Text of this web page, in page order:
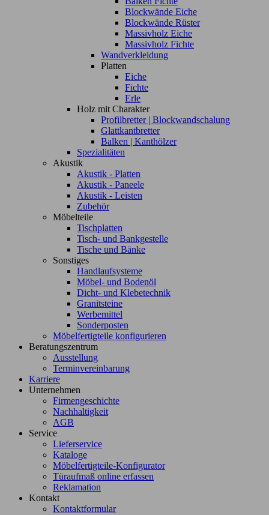
Blockwände Eiche
Blockwände Rüster
Massivholz Eiche
Massivholz Fichte
Wandverkleidung
Platten
Eiche
Fichte
Erle
Holz mit Charakter
Profilbretter | Blockwandschalung
Glattkantbretter
Balken | Kanthölzer
Spezialitäten
Akustik
Akustik - Platten
Akustik - Paneele
Akustik - Leisten
Zubehör
Möbelteile
Tischplatten
Tisch- und Bankgestelle
Tische und Bänke
Sonstiges
Handlaufsysteme
Möbel- und Bodenöl
Dicht- und Klebetechnik
Granitsteine
Werbemittel
Sonderposten
Möbelfertigteile konfigurieren
Beratungszentrum
Ausstellung
Terminvereinbarung
Karriere
Unternehmen
Firmengeschichte
Nachhaltigkeit
AGB
Service
Lieferservice
Kataloge
Möbelfertigteile-Konfigurator
Türaufmaß online erfassen
Reklamation
Kontakt
Kontaktformular